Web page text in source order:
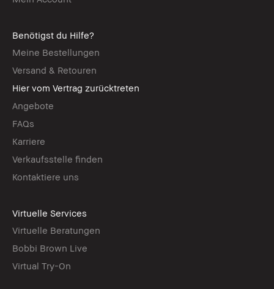
Benötigst du Hilfe?
Meine Bestellungen
Versand & Retouren
Hier vom Vertrag zurücktreten
Angebote
FAQs
Karriere
Verkaufsstelle finden
Kontaktiere uns
Virtuelle Services
Virtuelle Beratungen
Bobbi Brown Live
Virtual Try-On